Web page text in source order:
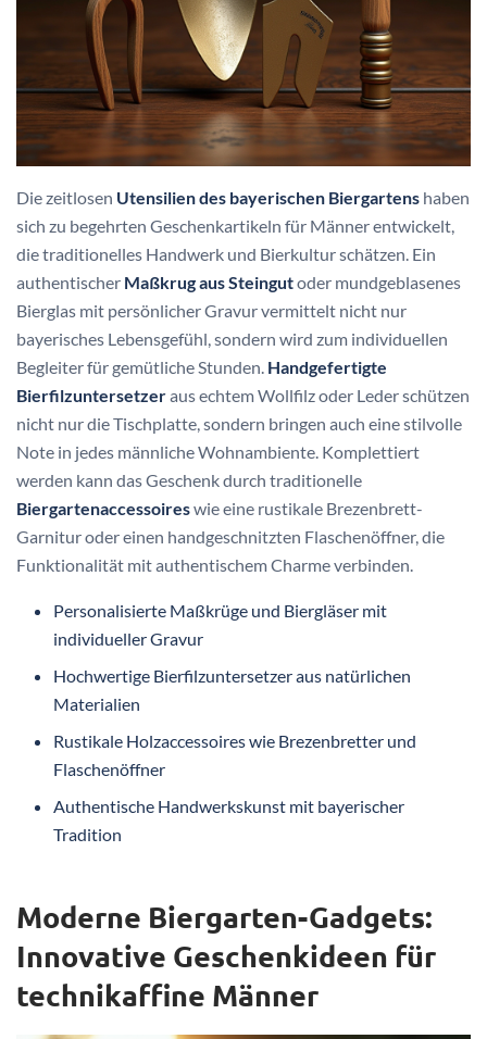
Die zeitlosen Utensilien des bayerischen Biergartens haben
sich zu begehrten Geschenkartikeln für Männer entwickelt,
die traditionelles Handwerk und Bierkultur schätzen. Ein
authentischer Maßkrug aus Steingutoder mundgeblasenes
Bierglas mit persönlicher Gravur vermittelt nicht nur
bayerisches Lebensgefühl, sondern wird zum individuellen
Begleiter für gemütliche Stunden. Handgefertigte
Bierfilzuntersetzeraus echtem Wollfilz oder Leder schützen
nicht nur die Tischplatte, sondern bringen auch eine stilvolle
Note in jedes männliche Wohnambiente. Komplettiert
werden kann das Geschenk durch traditionelle
Biergartenaccessoireswie eine rustikale Brezenbrett-
Garnitur oder einen handgeschnitzten Flaschenöffner, die
Funktionalität mit authentischem Charme verbinden.
Personalisierte Maßkrüge und Biergläser mit
individueller Gravur
Hochwertige Bierfilzuntersetzer aus natürlichen
Materialien
Rustikale Holzaccessoires wie Brezenbretter und
Flaschenöffner
Authentische Handwerkskunst mit bayerischer
Tradition
Moderne Biergarten-Gadgets:
Innovative Geschenkideen für
technikaffine Männer